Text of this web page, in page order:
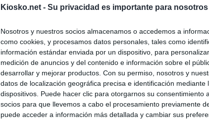
Kiosko.net - Su privacidad es importante para nosotros
Nosotros y nuestros socios almacenamos o accedemos a
como cookies, y procesamos datos personales, tales como
información estándar enviada por un dispositivo, para
medición de anuncios y del contenido e información sobre el
desarrollar y mejorar productos. Con su permiso, nosotros y
datos de localización geográfica precisa e identificación mediante
dispositivos. Puede hacer clic para otorgarnos su consentimiento
socios para que llevemos a cabo el procesamiento previamente
puede acceder a información más detallada y cambiar sus